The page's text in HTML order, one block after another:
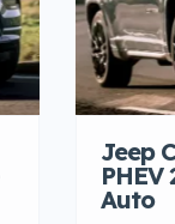
Jeep
Auto